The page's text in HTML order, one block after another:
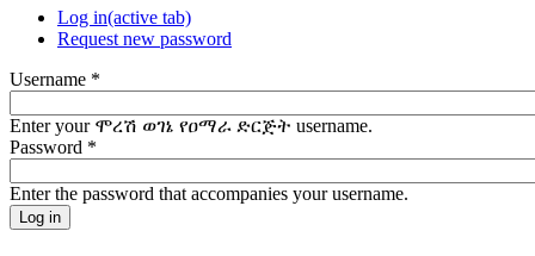
Log in(active tab)
Request new password
Username *
Enter your ሞረሽ ወገኔ የዐማራ ድርጅት username.
Password *
Enter the password that accompanies your username.